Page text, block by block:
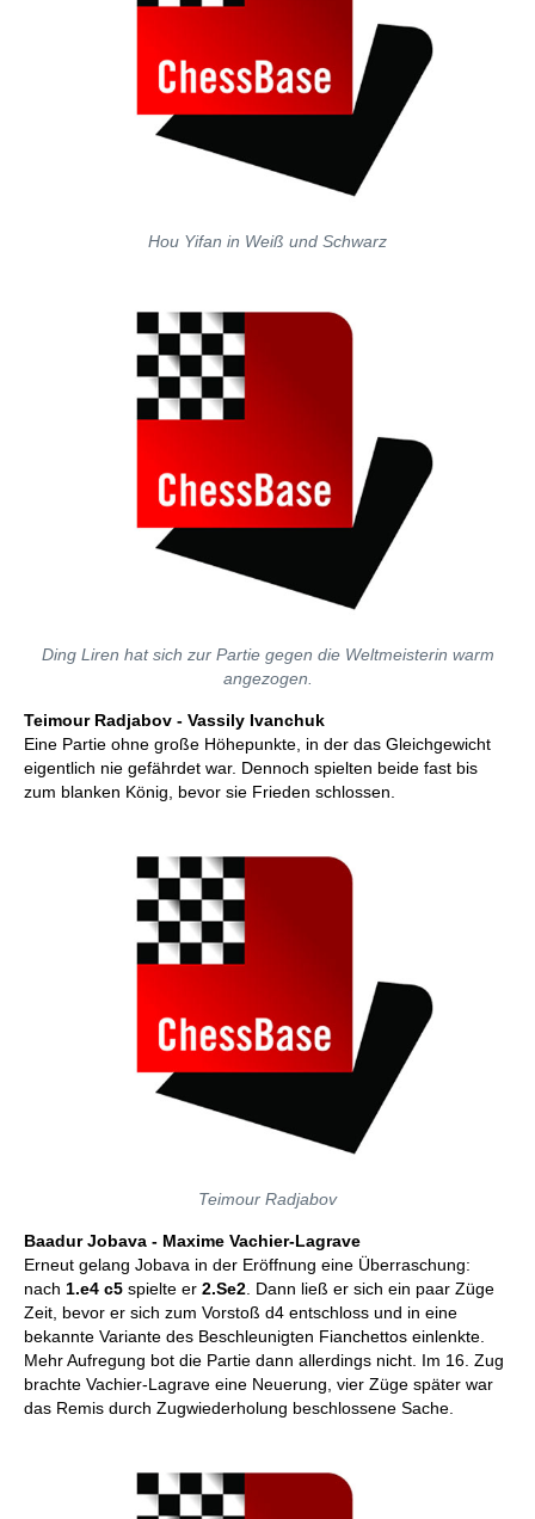
Hou Yifan in Weiß und Schwarz
Ding Liren hat sich zur Partie gegen die Weltmeisterin warm
angezogen.
Teimour Radjabov - Vassily Ivanchuk
Eine Partie ohne große Höhepunkte, in der das Gleichgewicht
eigentlich nie gefährdet war. Dennoch spielten beide fast bis
zum blanken König, bevor sie Frieden schlossen.
Teimour Radjabov
Baadur Jobava - Maxime Vachier-Lagrave
Erneut gelang Jobava in der Eröffnung eine Überraschung:
nach 1.e4 c5 spielte er 2.Se2 Dann ließ er sich ein paar Züge
Zeit, bevor er sich zum Vorstoß d4 entschloss und in eine
bekannte Variante des Beschleunigten Fianchettos einlenkte.
Mehr Aufregung bot die Partie dann allerdings nicht. Im 16. Zug
brachte Vachier-Lagrave eine Neuerung, vier Züge später war
das Remis durch Zugwiederholung beschlossene Sache.